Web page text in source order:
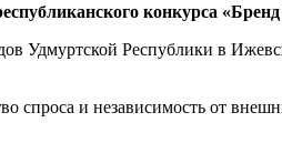
конкурса
Удмуртской Республики в
спроса и независимость от